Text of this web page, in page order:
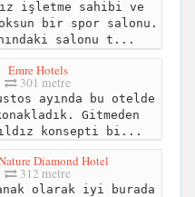
işletme sahibi ve
bir spor salonu.
salonu t...
Emre Hotels
301 metre
ayında bu otelde
Gitmeden
konsepti bi...
Diamond Hotel
312 metre
olarak iyi burada